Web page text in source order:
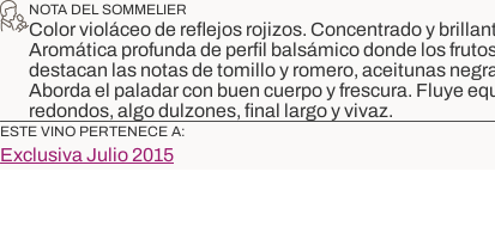
NOTA DEL SOMMELIER
Color violáceo de reflejos rojizos. Concentrado y
Aromática profunda de perfil balsámico donde los
destacan las notas de tomillo y romero, aceitunas
Aborda el paladar con buen cuerpo y frescura. Fluye
redondos, algo dulzones, final largo y vivaz.
ESTE VINO PERTENECE A:
Exclusiva Julio 2015